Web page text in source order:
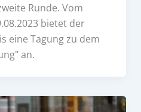
Runde. Vom
bietet der
eine Tagung zu dem
an.